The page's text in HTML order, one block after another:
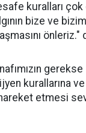
kuralları çok
bize ve
önleriz."
gerekse
kurallarına
etmesi